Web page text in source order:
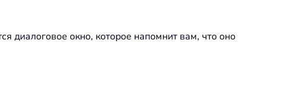
диалоговое окно, которое напомнит вам, что оно